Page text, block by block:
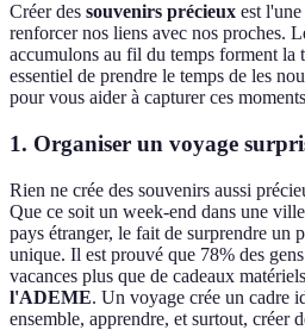
Créer des souvenirs précieux est
renforcer nos liens avec nos proches.
accumulons au fil du temps forment la
essentiel de prendre le temps de les
pour vous aider à capturer ces
1. Organiser un voyage
Rien ne crée des souvenirs aussi
Que ce soit un week-end dans une
pays étranger, le fait de surprendre un
unique. Il est prouvé que 78% des
vacances plus que de cadeaux
l'ADEME. Un voyage crée un cadre
ensemble, apprendre, et surtout, créer